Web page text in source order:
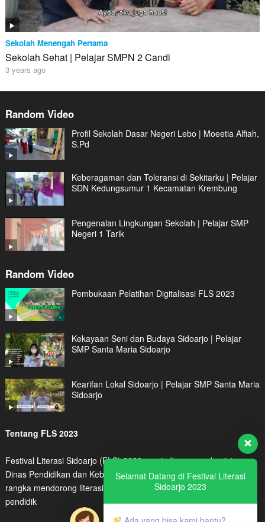
Sekolah Menengah Pertama
Sekolah Sehat | Pelajar SMPN 2 Candi
3 years ago
Random Video
Profil Sekolah Dasar Negeri Lebo | Moeetia Alfiah,
S.Pd
Keberagaman dan Toleransi di Sekitarku | Pelajar
SDN Kedungsumur 1 Kecamatan Krembung
Pengenalan Lingkungan Sekolah | Pelajar SMP
Negeri 1 Tarik
Random Video
Pembukaan Pelatihan Digitalisasi FLS 2023
Kekayaan Seni dan Budaya Sidoarjo | Pelajar
SMP Santa Maria Sidoarjo
Kearifan Lokal Sidoarjo | Pelajar SMP Santa Maria
Sidoarjo
Tentang FLS 2023
Festival Literasi Sidoarjo (FLS) 2023 menjadi program kegiatan
Dinas Pendidikan dan Kebudayaan Kabupaten Sidoarjo dalam
rangka mendorong literasi digital peserta didik maupun tenaga
pendidik
Selamat Datang di Festival Literasi
Sidoarjo 2023